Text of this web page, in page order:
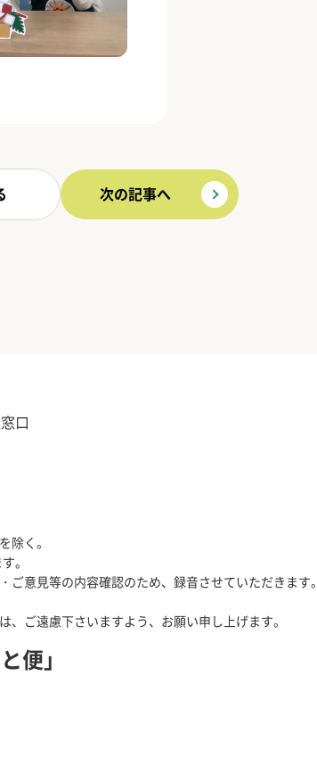
次の記事へ
口
除く。
。
意見等の内容確認のため、録音させていただきます。
ご遠慮下さいますよう、お願い申し上げます。
便」